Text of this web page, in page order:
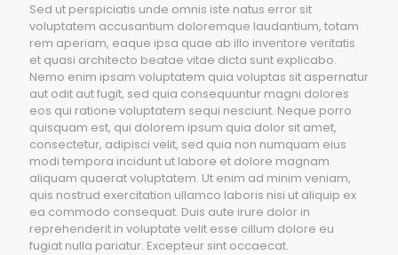
Sed ut perspiciatis unde omnis iste natus error sit
voluptatem accusantium doloremque laudantium, totam
rem aperiam, eaque ipsa quae ab illo inventore veritatis
et quasi architecto beatae vitae dicta sunt explicabo.
Nemo enim ipsam voluptatem quia voluptas sit aspernatur
aut odit aut fugit, sed quia consequuntur magni dolores
eos qui ratione voluptatem sequi nesciunt. Neque porro
quisquam est, qui dolorem ipsum quia dolor sit amet,
consectetur, adipisci velit, sed quia non numquam eius
modi tempora incidunt ut labore et dolore magnam
aliquam quaerat voluptatem. Ut enim ad minim veniam,
quis nostrud exercitation ullamco laboris nisi ut aliquip ex
ea commodo consequat. Duis aute irure dolor in
reprehenderit in voluptate velit esse cillum dolore eu
fugiat nulla pariatur. Excepteur sint occaecat.